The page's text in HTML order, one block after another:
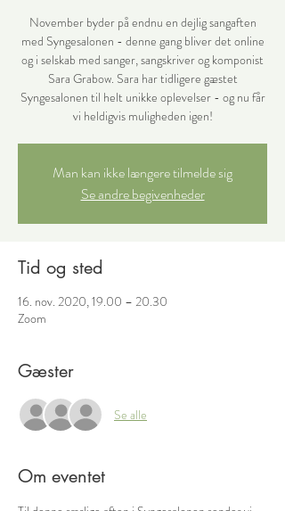
November byder på endnu en dejlig sangaften
med Syngesalonen - denne gang bliver det online
og i selskab med sanger, sangskriver og komponist
Sara Grabow. Sara har tidligere gæstet
Syngesalonen til helt unikke oplevelser - og nu får
vi heldigvis muligheden igen!
Man kan ikke længere tilmelde sig
Se andre begivenheder
Tid og sted
16. nov. 2020, 19.00 – 20.30
Zoom
Gæster
Se alle
Om eventet